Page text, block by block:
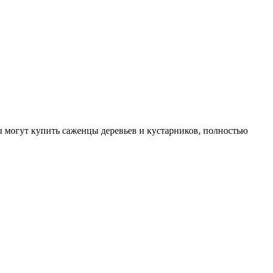
купить саженцы деревьев и кустарников, полностью